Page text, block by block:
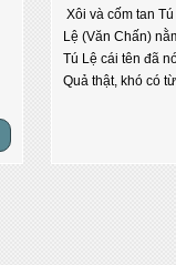
Xôi và cốm tan
Lệ (Văn Chấn)
Tú Lệ cái tên đã
Quả thật, khó có